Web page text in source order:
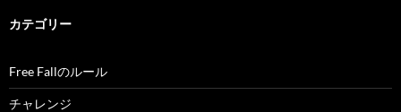
カテゴリー
Free Fallのルール
チャレンジ